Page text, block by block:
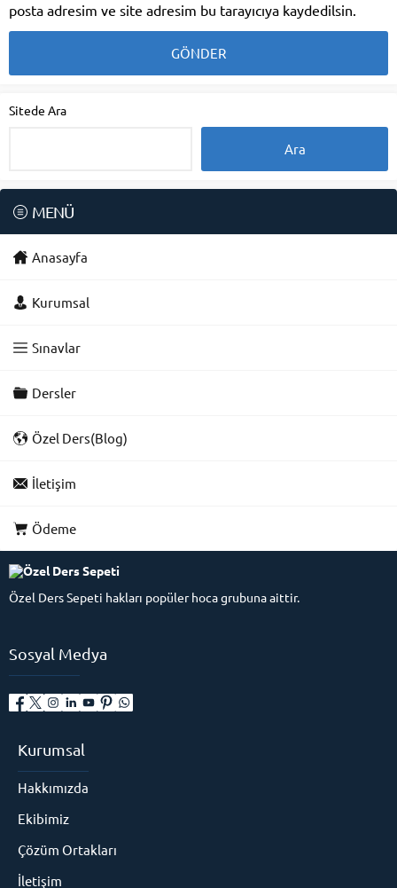
posta adresim ve site adresim bu tarayıcıya kaydedilsin.
Sitede Ara
MENÜ
Anasayfa
Kurumsal
Sınavlar
Dersler
Özel Ders(Blog)
İletişim
Ödeme
Özel Ders Sepeti hakları popüler hoca grubuna aittir.
Sosyal Medya
Kurumsal
Hakkımızda
Ekibimiz
Çözüm Ortakları
İletişim